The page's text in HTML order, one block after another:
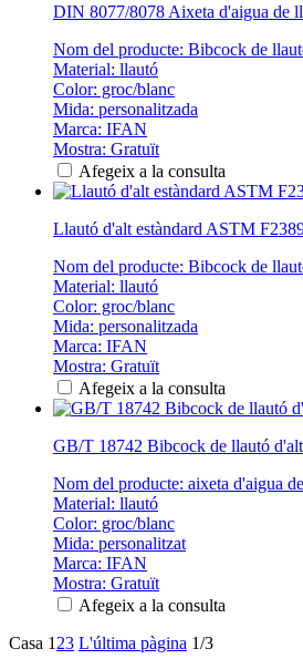
DIN 8077/8078 Aixeta d'aigua de
Nom del producte: Bibcock de
Material: llautó
Color: groc/blanc
Mida: personalitzada
Marca: IFAN
Mostra: Gratuït
Afegeix a la consulta
Llautó d'alt estàndard ASTM
Nom del producte: Bibcock de
Material: llautó
Color: groc/blanc
Mida: personalitzada
Marca: IFAN
Mostra: Gratuït
Afegeix a la consulta
GB/T 18742 Bibcock de llautó
Nom del producte: aixeta d'aigua
Material: llautó
Color: groc/blanc
Mida: personalitzat
Marca: IFAN
Mostra: Gratuït
Afegeix a la consulta
Casa 1 23 L'última pàgina 1/3